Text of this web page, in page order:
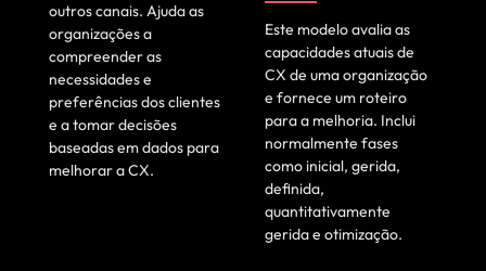
outros canais. Ajuda as
organizações a
compreender as
necessidades e
preferências dos clientes
e a tomar decisões
baseadas em dados para
melhorar a CX.
Este modelo avalia as
capacidades atuais de
CX de uma organização
e fornece um roteiro
para a melhoria. Inclui
normalmente fases
como inicial, gerida,
definida,
quantitativamente
gerida e otimização.